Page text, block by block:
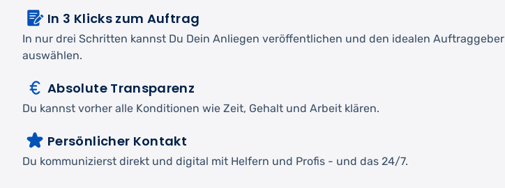
In 3 Klicks zum Auftrag
In nur drei Schritten kannst Du Dein Anliegen veröffentlichen und den idealen Auftraggeber
auswählen.
Absolute Transparenz
Du kannst vorher alle Konditionen wie Zeit, Gehalt und Arbeit klären.
Persönlicher Kontakt
Du kommunizierst direkt und digital mit Helfern und Profis - und das 24/7.